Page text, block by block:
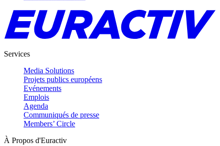
Services
Media Solutions
Projets publics européens
Evénements
Emplois
Agenda
Communiqués de presse
Members’ Circle
À Propos d'Euractiv